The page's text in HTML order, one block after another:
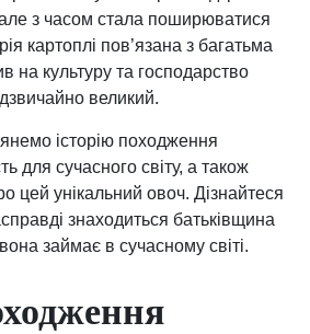
з часом стала поширюватися
картоплі пов’язана з багатьма
на культуру та господарство
великий.
історію походження
для сучасного світу, а також
цей унікальний овоч. Дізнайтеся
знаходиться батьківщина
займає в сучасному світі.